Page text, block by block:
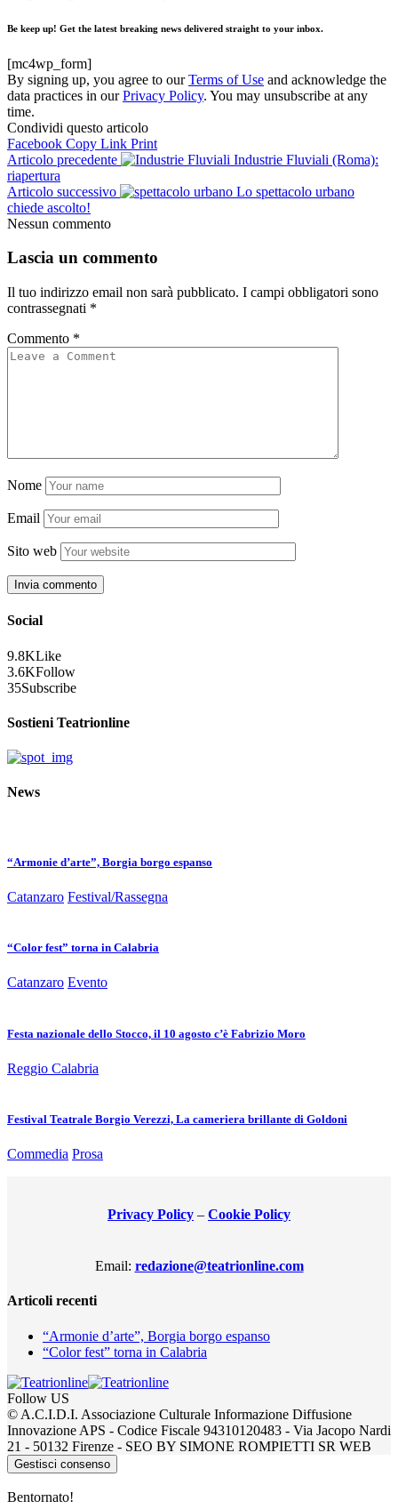
Be keep up! Get the latest breaking news delivered straight to your inbox.
[mc4wp_form]
By signing up, you agree to ourTerms of Use and acknowledge the
data practices in ourPrivacy Policy. You may unsubscribe at any
time.
Condividi questo articolo
Facebook Copy Link Print
Articolo precedente
Industrie Fluviali (Roma):
riapertura
Articolo successivo
Lo spettacolo urbano
chiede ascolto!
Nessun commento
Lascia un commento
Il tuo indirizzo email non sarà pubblicato. I campi obbligatori sono
contrassegnati *
Commento *
Nome
Email
Sito web
Social
9.8KLike
3.6KFollow
35Subscribe
Sostieni Teatrionline
News
“Armonie d’arte”, Borgia borgo espanso
Catanzaro Festival/Rassegna
“Color fest” torna in Calabria
Catanzaro Evento
Festa nazionale dello Stocco, il 10 agosto c’è Fabrizio Moro
Reggio Calabria
Festival Teatrale Borgio Verezzi, La cameriera brillante di Goldoni
Commedia Prosa
Privacy Policy – Cookie Policy
Email: redazione@teatrionline.com
Articoli recenti
“Armonie d’arte”, Borgia borgo espanso
“Color fest” torna in Calabria
Follow US
© A.C.I.D.I. Associazione Culturale Informazione Diffusione
Innovazione APS - Codice Fiscale 94310120483 - Via Jacopo Nardi
21 - 50132 Firenze - SEO BY SIMONE ROMPIETTI SR WEB
Gestisci consenso
Bentornato!